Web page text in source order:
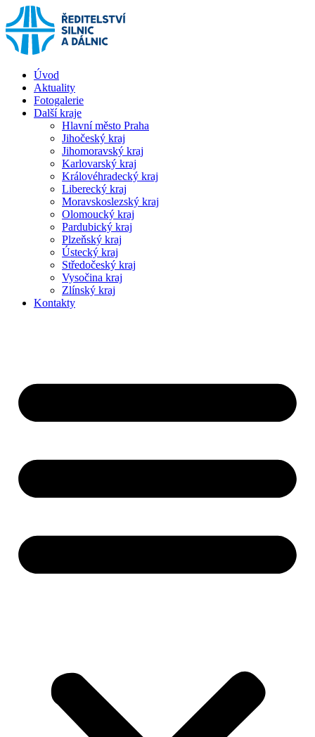
Úvod
Aktuality
Fotogalerie
Další kraje
Hlavní město Praha
Jihočeský kraj
Jihomoravský kraj
Karlovarský kraj
Královéhradecký kraj
Liberecký kraj
Moravskoslezský kraj
Olomoucký kraj
Pardubický kraj
Plzeňský kraj
Ústecký kraj
Středočeský kraj
Vysočina kraj
Zlínský kraj
Kontakty